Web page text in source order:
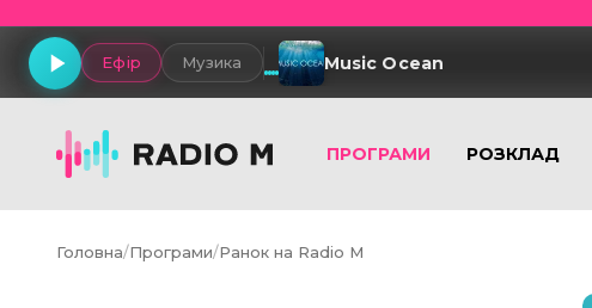
Ефір Музика Music Ocean
ПРОГРАМИ РОЗКЛАД
Головна/Програми/Ранок на Radio M